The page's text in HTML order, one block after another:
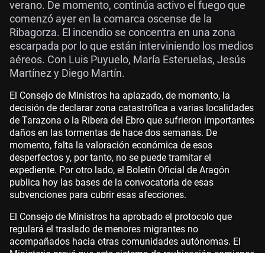
verano. De momento, continúa activo el fuego que
comenzó ayer en la comarca oscense de la
Ribagorza. El incendio se concentra en una zona
escarpada por lo que están interviniendo los medios
aéreos. Con Luis Puyuelo, María Esteruelas, Jesús
Martínez y Diego Martín.
El Consejo de Ministros ha aplazado, de momento, la
decisión de declarar zona catastrófica a varias localidades
de Tarazona o la Ribera del Ebro que sufrieron importantes
daños en las tormentas de hace dos semanas. De
momento, falta la valoración económica de esos
desperfectos y, por tanto, no se puede tramitar el
expediente. Por otro lado, el Boletín Oficial de Aragón
publica hoy las bases de la convocatoria de esas
subvenciones para cubrir esas afecciones.
El Consejo de Ministros ha aprobado el protocolo que
regulará el traslado de menores migrantes no
acompañados hacia otras comunidades autónomas. El